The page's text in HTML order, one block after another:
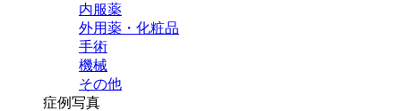
内服薬
外用薬・化粧品
手術
機械
その他
症例写真